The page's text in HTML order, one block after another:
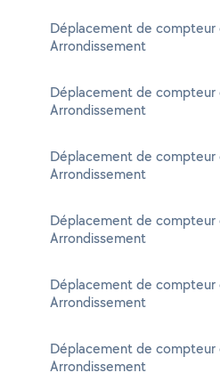
Déplacement de compteur
Arrondissement
Déplacement de compteur
Arrondissement
Déplacement de compteur
Arrondissement
Déplacement de compteur
Arrondissement
Déplacement de compteur
Arrondissement
Déplacement de compteur
Arrondissement